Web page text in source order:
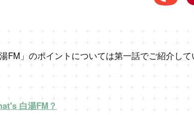
FM」 のポイントについては第一話でご紹介し
白湯FM？